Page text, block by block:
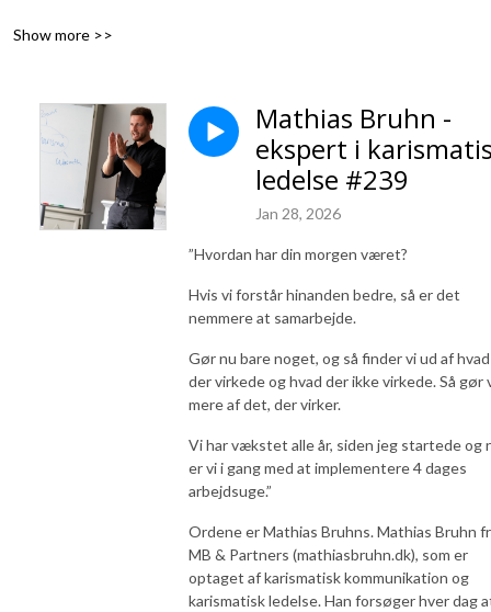
dag.
række ”mentale vindere”, som deler deres erfaringer.
At være en mental vinder er ikke at være Superman eller en anden
superhelt.
Mentale vindere er helt almindelige mennesker som dig og mig, der har
lært at bruge de rigtige mentale værktøjer i en given kontekst.
”Jeg taber aldrig - enten vinder jeg, eller så lærer jeg.”
Show more >>
Mathias Bruhn -
ekspert i
ledelse #239
Jan 28, 2026
”Hvordan har din morgen været?
Hvis vi forstår hinanden bedre, så er det
nemmere at samarbejde.
Gør nu bare noget, og så finder vi ud af hvad
der virkede og hvad der ikke virkede. Så gør
mere af det, der virker.
Vi har vækstet alle år, siden jeg startede og
er vi i gang med at implementere 4 dages
arbejdsuge.”
Ordene er Mathias Bruhns. Mathias Bruhn
MB & Partners (mathiasbruhn.dk), som er
optaget af karismatisk kommunikation og
karismatisk ledelse. Han forsøger hver dag